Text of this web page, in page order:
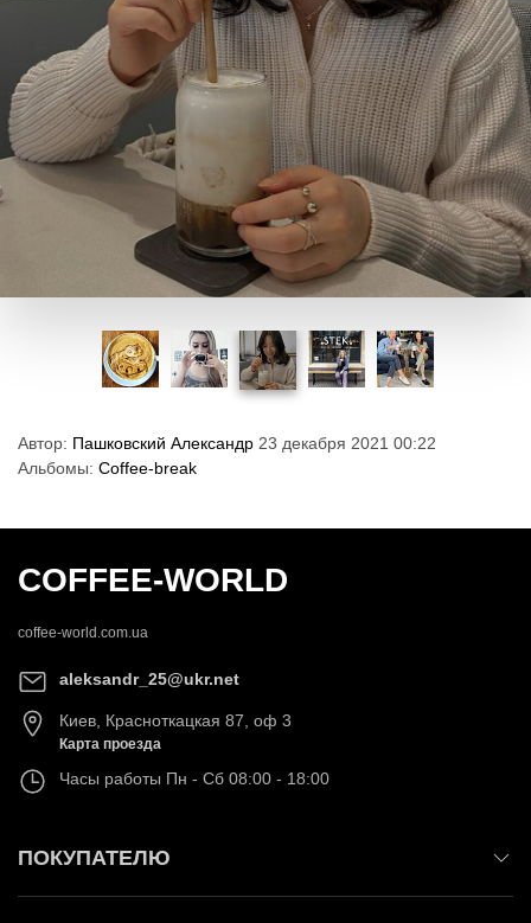
Автор: Пашковский Александр 23 декабря 2021 00:22
Альбомы: Coffee-break
COFFEE-WORLD
coffee-world.com.ua
aleksandr_25@ukr.net
Киев Красноткацкая 87, оф 3
Карта проезда
Часы работы Пн - Сб 08:00 - 18:00
ПОКУПАТЕЛЮ